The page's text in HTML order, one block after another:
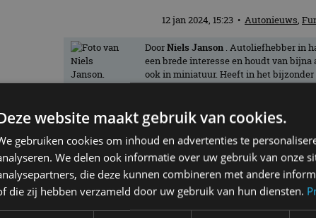
12 jan 2024, 15:23 • Autonieuws,
DoorNiels Janson . Autoliefhebber in
een brede interesse en houdt van bijna
ook in miniatuur. Heeft in het bijzonder
oude Amerikanen en rijdt zelf met
het een stuk saaier op straat, want
het wagenpark in een
maakte AutoRAI.nl een paar
website maakt gebruik van cookies.
gebruiken cookies om inhoud en advertenties te
We delen ook informatie over uw gebruik van onze
die deze kunnen combineren met andere
die zij hebben verzameld door uw gebruik van hun diensten.